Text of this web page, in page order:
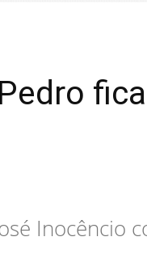
Inocêncio